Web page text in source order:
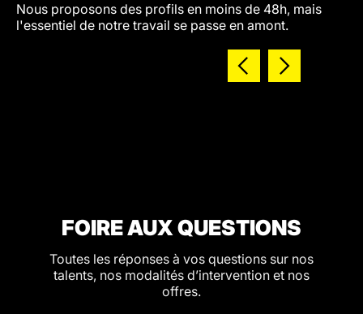
Nous proposons des profils en moins de 48h, mais
l'essentiel de notre travail se passe en amont.
FOIRE AUX QUESTIONS
Toutes les réponses à vos questions sur nos
talents, nos modalités d’intervention et nos
offres.